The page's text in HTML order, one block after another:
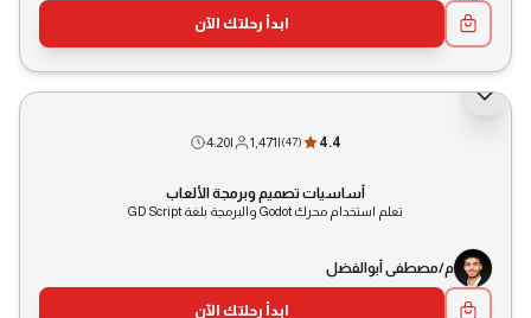
ابدأ رحلتك الآن
4.4
(47)
|
1,471
|
4:20
أساسيات تصميم وبرمجة الألعاب
تعلم استخدام محرك Godot والبرمجة بلغة GD Script
م/مصطفى أبوالفضل
ابدأ رحلتك الآن